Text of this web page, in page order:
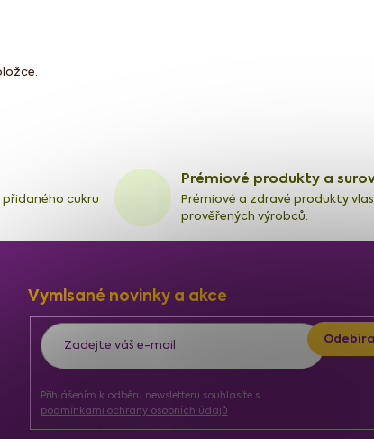
cukru
Prémiové produkty a
Prémiové a zdravé produkty
prověřených výrobců.
Vymlsané novinky a akce
Přihlášením k odběru newsletteru souhlasíte s
podmínkami ochrany osobních údajů